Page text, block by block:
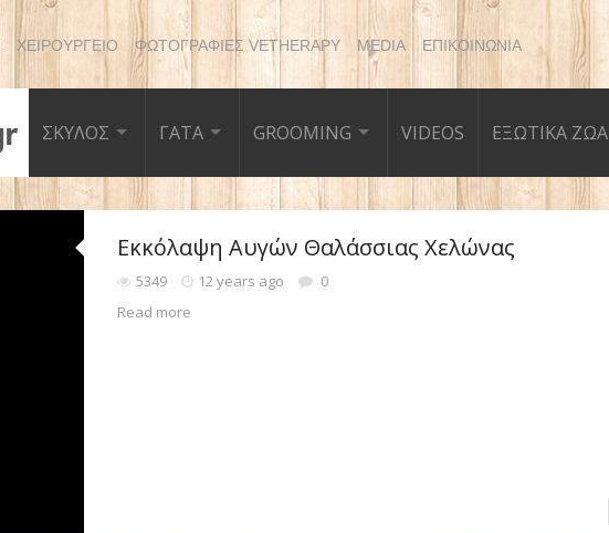
ΧΕΙΡΟΥΡΓΕΙΟ ΦΩΤΟΓΡΑΦΙΕΣ VETHERAPY MEDIA ΕΠΙΚΟΙΝΩΝΙΑ
ΣΚΥΛΟΣ ΓΑΤΑ GROOMING VIDEOS ΕΞΩΤΙΚΑ ΖΩΑ
Εκκόλαψη Αυγών Θαλάσσιας Χελώνας
5349 12 years ago
0
Read more